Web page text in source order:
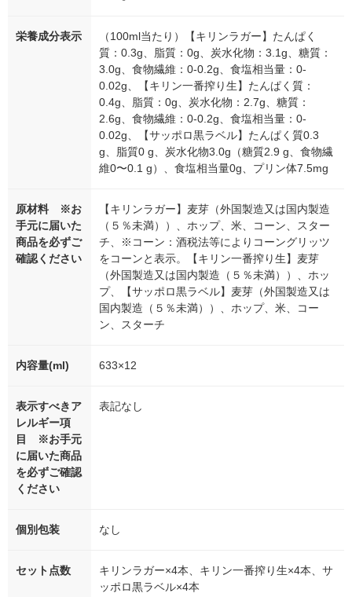
栄養成分表示
（100ml当たり）【キリンラガー】たんぱく
質：0.3g、脂質：0g、炭水化物：3.1g、糖質：
3.0g、食物繊維：0-0.2g、食塩相当量：0-
0.02g、【キリン一番搾り生】たんぱく質：
0.4g、脂質：0g、炭水化物：2.7g、糖質：
2.6g、食物繊維：0-0.2g、食塩相当量：0-
0.02g、【サッポロ黒ラベル】たんぱく質0.3
g、脂質0 g、炭水化物3.0g（糖質2.9 g、食物繊
維0〜0.1 g）、食塩相当量0g、プリン体7.5mg
原材料 ※お
手元に届いた
商品を必ずご
確認ください
【キリンラガー】麦芽（外国製造又は国内製造
（５％未満））、ホップ、米、コーン、スター
チ、※コーン：酒税法等によりコーングリッツ
をコーンと表示。【キリン一番搾り生】麦芽
（外国製造又は国内製造（５％未満））、ホッ
プ、【サッポロ黒ラベル】麦芽（外国製造又は
国内製造（５％未満））、ホップ、米、コー
ン、スターチ
内容量(ml) 633×12
表示すべきア
レルギー項
目 ※お手元
に届いた商品
を必ずご確認
ください
表記なし
個別包装 なし
セット点数
キリンラガー×4本、キリン一番搾り生×4本、サ
ッポロ黒ラベル×4本